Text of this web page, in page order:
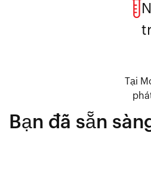
Tại
Bạn đã sẵn